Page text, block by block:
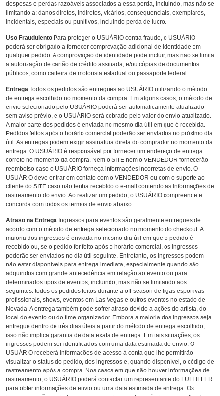
despesas e perdas razoáveis associados a essa perda, incluindo, mas não se
limitando a: danos diretos, indiretos, vicários, consequenciais, exemplares,
incidentais, especiais ou punitivos, incluindo perda de lucro.
Uso Fraudulento Para proteger o USUÁRIO contra fraude, o USUÁRIO
poderá ser obrigado a fornecer comprovação adicional de identidade em
qualquer pedido. A comprovação de identidade pode incluir, mas não se limita
a autorização de cartão de crédito assinada, e/ou cópias de documentos
públicos, como carteira de motorista estadual ou passaporte federal.
Entrega Todos os pedidos são entregues ao USUÁRIO utilizando o método
de entrega escolhido no momento da compra. Em alguns casos, o método de
envio selecionado pelo USUÁRIO poderá ser automaticamente atualizado
sem aviso prévio, e o USUÁRIO será cobrado pelo valor do envio atualizado.
A maior parte dos pedidos é enviada no mesmo dia útil em que é recebida.
Pedidos feitos após o horário comercial poderão ser enviados no próximo dia
útil. As entregas podem exigir assinatura direta do comprador no momento da
entrega. O USUÁRIO é responsável por fornecer um endereço de entrega
correto no momento da compra. Nem o SITE nem o VENDEDOR fornecerão
reembolso caso o USUÁRIO forneça informações incorretas de envio. O
USUÁRIO deve entrar em contato com o VENDEDOR ou com o suporte ao
cliente do SITE caso não tenha recebido o e-mail contendo as informações de
rastreamento do envio. Ao realizar um pedido, o USUÁRIO compreende e
concorda com todos os termos de envio abaixo.
Atraso na Entrega Ingressos para eventos são geralmente entregues de
acordo com o método de entrega selecionado no momento do checkout. A
maioria dos ingressos é enviada no mesmo dia útil em que o pedido é
recebido ou, se o pedido for feito após o horário comercial, os ingressos
poderão ser enviados no dia útil seguinte. Entretanto, os ingressos podem
não estar disponíveis para entrega imediata, especialmente quando são
adquiridos com grande antecedência em relação ao evento ou para
determinados tipos de eventos, incluindo, mas não se limitando aos
seguintes: todos os pedidos feitos durante a off-season de ligas esportivas
profissionais, shows, eventos em Las Vegas e outros eventos no estado de
Nevada. A entrega também pode sofrer atraso devido a ações do artista, do
local do evento ou do time organizador. Embora a maioria dos ingressos seja
entregue dentro de três dias úteis a partir do método de entrega escolhido,
isso não implica garantia de data exata de entrega. Em tais situações, os
ingressos podem ser identificados com uma data estimada de envio. O
USUÁRIO receberá informações de acesso à conta que lhe permitirão
visualizar o status do pedido, dos ingressos e, quando disponível, o código de
rastreamento após a compra. Nos casos em que não houver informações de
rastreamento, o USUÁRIO poderá contactar um representante do FULFILLER
para obter informações de envio ou uma data estimada de entrega. Os